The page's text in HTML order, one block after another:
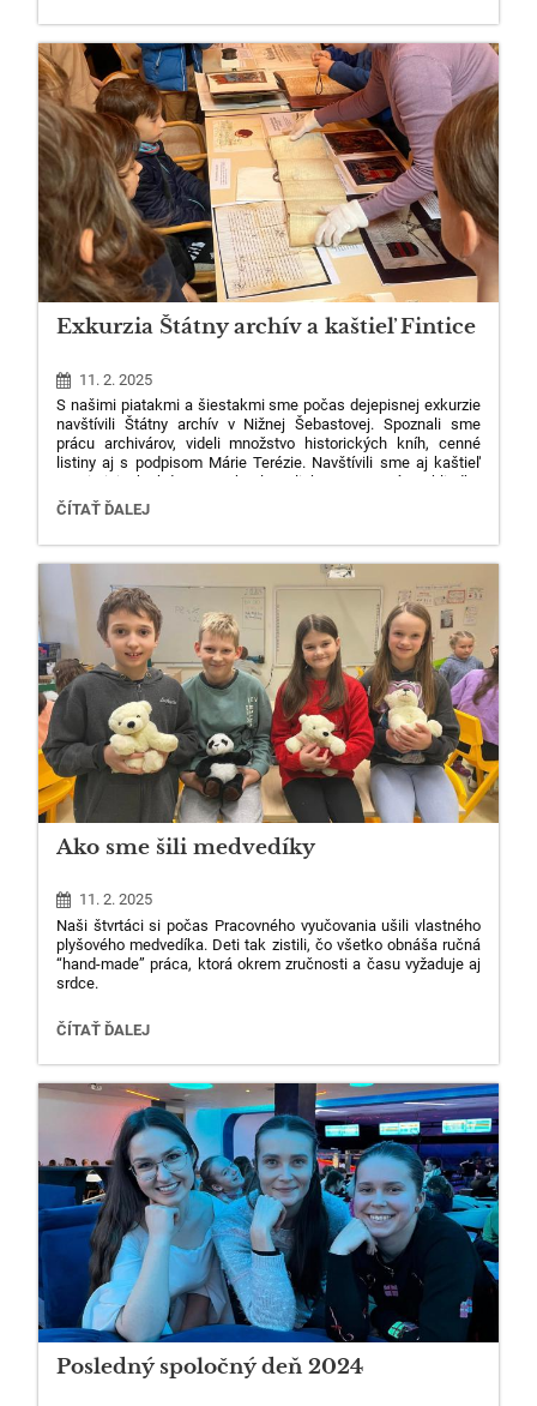
25
75
A
ÔSMAKOV:
Exkurzia Štátny archív a kaštieľ Fintice
11. 2. 2025
S našimi piatakmi a šiestakmi sme počas dejepisnej exkurzie
navštívili Štátny archív v Nižnej Šebastovej. Spoznali sme
prácu archivárov, videli množstvo historických kníh, cenné
listiny aj s podpisom Márie Terézie. Navštívili sme aj kaštieľ
vo Finticiach, kde sme absolvovali komentovanú prehliadku
po celom areáli kaštieľa a zoznámili sme sa s príbehom rodiny
Dessewffy. Návštevu nám obohatili aj chutné koláčiky
EXKURZIA
ARCHÍV
A
KAŠTIEĽ
FINTICE:
ČÍTAŤ ĎALEJ
Ako sme šili medvedíky
11. 2. 2025
Naši štvrtáci si počas Pracovného vyučovania ušili vlastného
plyšového medvedíka. Deti tak zistili, čo všetko obnáša ručná
“hand-made” práca, ktorá okrem zručnosti a času vyžaduje aj
srdce.
AKO
ŠILI
MEDVEDÍKY:
ČÍTAŤ ĎALEJ
Posledný spoločný deň 2024